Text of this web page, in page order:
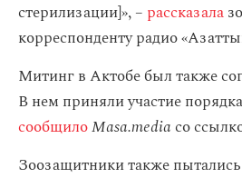
стерилизации]», – рассказала
корреспонденту радио
Митинг в Актобе был также
В нем приняли участие
сообщилоMasa.mediaсо
Зоозащитники также